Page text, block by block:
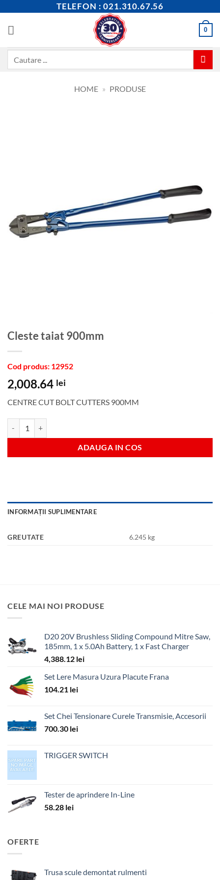
content
TELEFON : 021.310.67.56
0
HOME » PRODUSE
Cleste taiat 900mm
Cod produs: 12952
2,008.64 lei
CENTRE CUT BOLT CUTTERS 900MM
ADAUGA IN COS
INFORMAȚII SUPLIMENTARE
GREUTATE 6.245 kg
CELE MAI NOI PRODUSE
D20 20V Brushless Sliding Compound Mitre Saw,
185mm, 1 x 5.0Ah Battery, 1 x Fast Charger
4,388.12 lei
Set Lere Masura Uzura Placute Frana
104.21 lei
Set Chei Tensionare Curele Transmisie, Accesorii
700.30 lei
TRIGGER SWITCH
Tester de aprindere In-Line
58.28 lei
OFERTE
Trusa scule demontat rulmenti